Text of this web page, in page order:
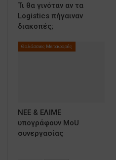
Τι θα γινόταν αν τα
Logistics πήγαιναν
διακοπές;
Θαλάσσιες Μεταφορές
ΝΕΕ & ΕΛΙΜΕ
υπογράφουν MoU
συνεργασίας